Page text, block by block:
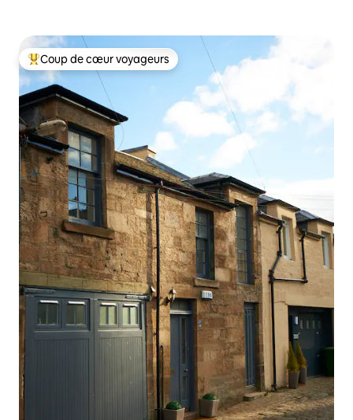
Coups de cœur voyageurs les plus appréciés
Coup de cœur voyageurs